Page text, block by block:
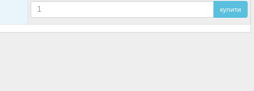
купити